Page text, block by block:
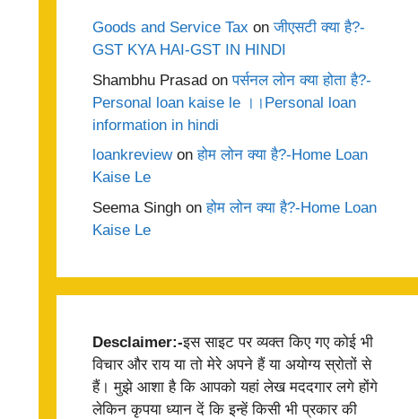
Goods and Service Tax onजीएसटी क्या है?-
GST KYA HAI-GST IN HINDI
Shambhu Prasadonपर्सनल लोन क्या होता है?-
Personal loan kaise le ।।Personal loan
information in hindi
loankreviewonहोम लोन क्या है?-Home Loan
Kaise Le
Seema Singhonहोम लोन क्या है?-Home Loan
Kaise Le
Desclaimer:-इस साइट पर व्यक्त किए गए कोई भी
विचार और राय या तो मेरे अपने हैं या अयोग्य स्रोतों से
हैं। मुझे आशा है कि आपको यहां लेख मददगार लगे होंगे
लेकिन कृपया ध्यान दें कि इन्हें किसी भी प्रकार की